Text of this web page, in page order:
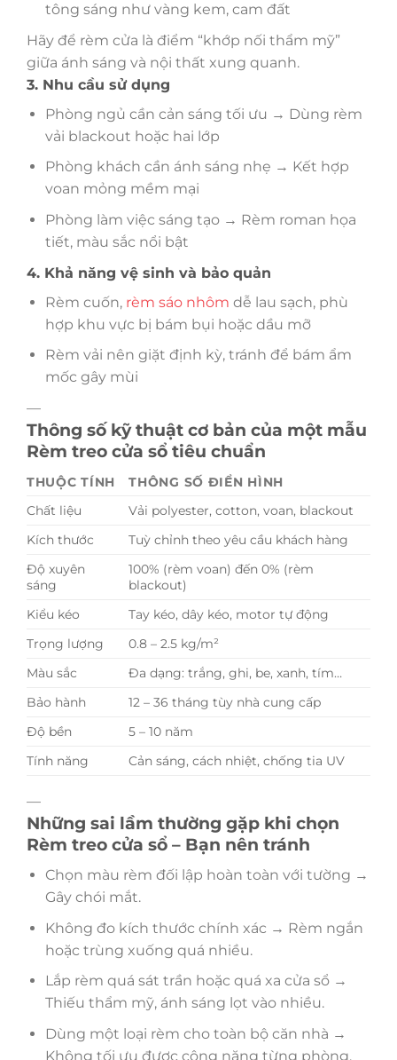
tông sáng như vàng kem, cam đất
Hãy để rèm cửa là điểm “khớp nối thẩm mỹ”
giữa ánh sáng và nội thất xung quanh.
3. Nhu cầu sử dụng
Phòng ngủ cần cản sáng tối ưu → Dùng rèm
vải blackout hoặc hai lớp
Phòng khách cần ánh sáng nhẹ → Kết hợp
voan mỏng mềm mại
Phòng làm việc sáng tạo → Rèm roman họa
tiết, màu sắc nổi bật
4. Khả năng vệ sinh và bảo quản
Rèm cuốn, rèm sáo nhôm dễ lau sạch, phù
hợp khu vực bị bám bụi hoặc dầu mỡ
Rèm vải nên giặt định kỳ, tránh để bám ẩm
mốc gây mùi
—
Thông số kỹ thuật cơ bản của một mẫu
Rèm treo cửa sổ tiêu chuẩn
THUỘC TÍNH
THÔNG SỐ ĐIỂN HÌNH
Chất liệu
Vải polyester, cotton, voan, blackout
Kích thước
Tuỳ chỉnh theo yêu cầu khách hàng
Độ xuyên
sáng
100% (rèm voan) đến 0% (rèm
blackout)
Kiểu kéo
Tay kéo, dây kéo, motor tự động
Trọng lượng
0.8 – 2.5 kg/m²
Màu sắc
Đa dạng: trắng, ghi, be, xanh, tím…
Bảo hành
12 – 36 tháng tùy nhà cung cấp
Độ bền
5 – 10 năm
Tính năng
Cản sáng, cách nhiệt, chống tia UV
—
Những sai lầm thường gặp khi chọn
Rèm treo cửa sổ – Bạn nên tránh
Chọn màu rèm đối lập hoàn toàn với tường →
Gây chói mắt.
Không đo kích thước chính xác → Rèm ngắn
hoặc trùng xuống quá nhiều.
Lắp rèm quá sát trần hoặc quá xa cửa sổ →
Thiếu thẩm mỹ, ánh sáng lọt vào nhiều.
Dùng một loại rèm cho toàn bộ căn nhà →
Không tối ưu được công năng từng phòng.